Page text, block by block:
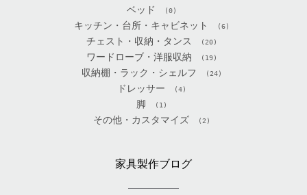
ベッド (0)
キッチン・台所・キャビネット (6)
チェスト・収納・タンス (20)
ワードローブ・洋服収納 (19)
収納棚・ラック・シェルフ (24)
ドレッサー (4)
脚 (1)
その他・カスタマイズ (2)
家具製作ブログ